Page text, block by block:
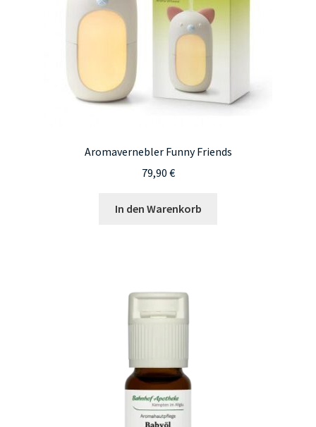
Aromavernebler Funny Friends
79,90 €
In den Warenkorb